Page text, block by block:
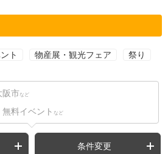
ト 物産展・観光フェア 祭り
阪市 など
料イベント など
条件変更